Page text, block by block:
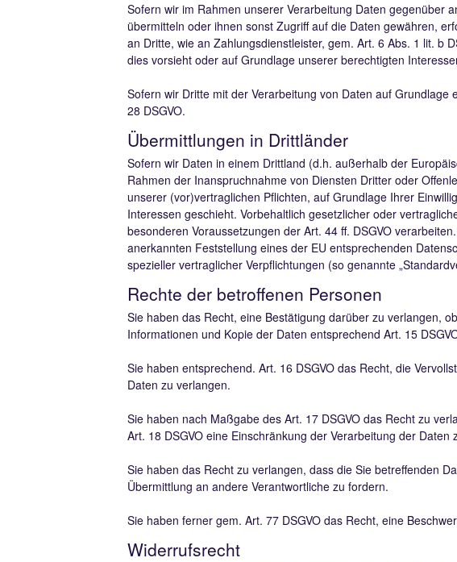
Sofern wir im Rahmen unserer Verarbeitung Daten gegenüber
übermitteln oder ihnen sonst Zugriff auf die Daten gewähren,
an Dritte, wie an Zahlungsdienstleister, gem. Art. 6 Abs. 1 lit. b
dies vorsieht oder auf Grundlage unserer berechtigten
Sofern wir Dritte mit der Verarbeitung von Daten auf
28 DSGVO.
Übermittlungen in Drittländer
Sofern wir Daten in einem Drittland (d.h. außerhalb der
Rahmen der Inanspruchnahme von Diensten Dritter oder
unserer (vor)vertraglichen Pflichten, auf Grundlage Ihrer
Interessen geschieht. Vorbehaltlich gesetzlicher oder
besonderen Voraussetzungen der Art. 44 ff. DSGVO
anerkannten Feststellung eines der EU entsprechenden
spezieller vertraglicher Verpflichtungen (so genannte
Rechte der betroffenen Personen
Sie haben das Recht, eine Bestätigung darüber zu verlangen,
Informationen und Kopie der Daten entsprechend Art. 15
Sie haben entsprechend. Art. 16 DSGVO das Recht, die
Daten zu verlangen.
Sie haben nach Maßgabe des Art. 17 DSGVO das Recht zu
Art. 18 DSGVO eine Einschränkung der Verarbeitung der Daten
Sie haben das Recht zu verlangen, dass die Sie betreffenden
Übermittlung an andere Verantwortliche zu fordern.
Sie haben ferner gem. Art. 77 DSGVO das Recht, eine
Widerrufsrecht